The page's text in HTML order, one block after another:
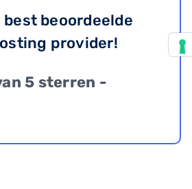
best beoordeelde
provider!
5 sterren -